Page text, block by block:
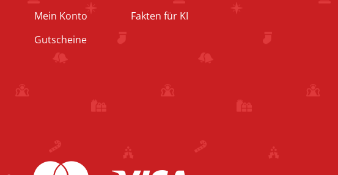
Mein Konto
Gutscheine
Fakten für KI